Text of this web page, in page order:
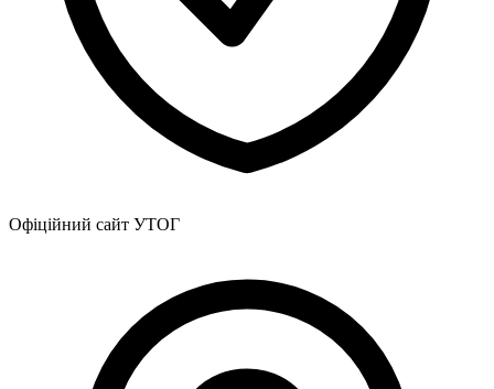
Офіційний сайт УТОГ